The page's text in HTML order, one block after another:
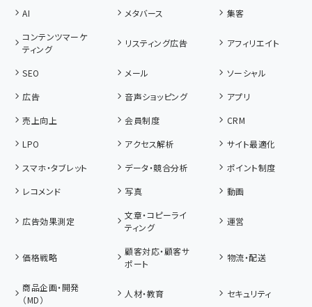
AI
メタバース
集客
コンテンツマーケ
ティング
リスティング広告 アフィリエイト
SEO メール
ソーシャル
広告
音声ショッピング
アプリ
売上向上
会員制度
CRM
LPO
アクセス解析
サイト最適化
スマホ・タブレット
データ・競合分析
ポイント制度
レコメンド
写真 動画
広告効果測定
文章・コピーライ
ティング
運営
価格戦略
顧客対応・顧客サ
ポート
物流・配送
商品企画・開発
（MD）
人材・教育 セキュリティ